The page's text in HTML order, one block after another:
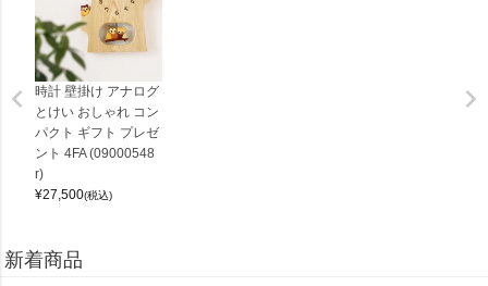
時計 壁掛け アナログ
とけい おしゃれ コン
パクト ギフト プレゼ
ント 4FA (09000548
r)
¥27,500(税込)
新着商品